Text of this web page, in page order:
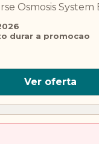
Osmosis
durar a promocao
Ver oferta